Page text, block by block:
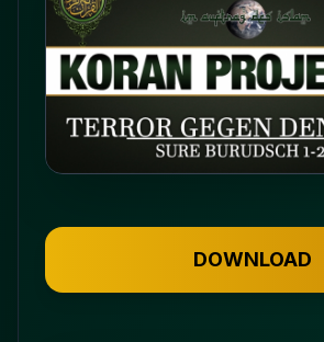
DOWNLOAD